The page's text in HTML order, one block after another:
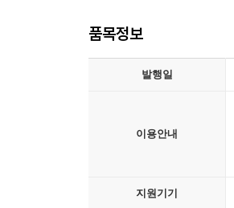
품목정보
발행일
이용안내
지원기기